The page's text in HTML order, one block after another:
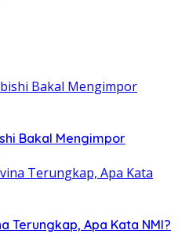
Bakal Mengimpor
Terungkap, Apa Kata NMI?